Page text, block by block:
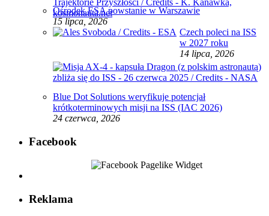
Ośrodek ESA powstanie w Warszawie
15 lipca, 2026
Czech poleci na ISS
w 2027 roku
14 lipca, 2026
Blue Dot Solutions weryfikuje potencjał
krótkoterminowych misji na ISS (IAC 2026)
24 czerwca, 2026
Facebook
Reklama